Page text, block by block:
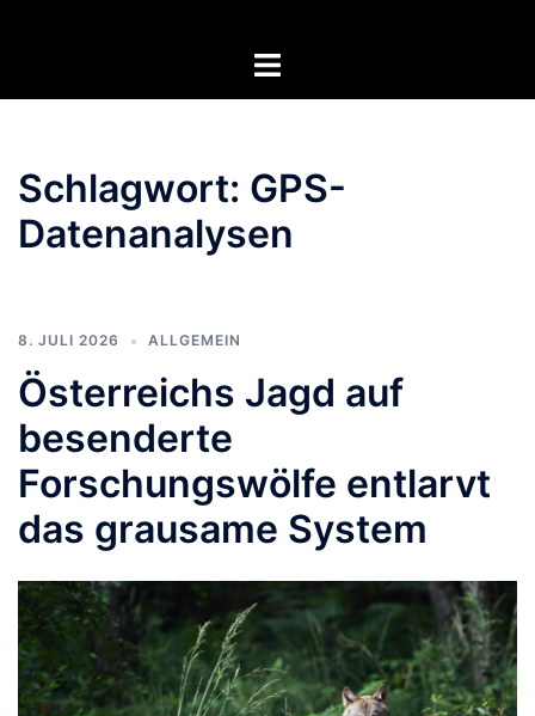
Menü
Schlagwort: GPS-
Datenanalysen
8. JULI 2026 ALLGEMEIN
Österreichs Jagd auf
besenderte
Forschungswölfe entlarvt
das grausame System